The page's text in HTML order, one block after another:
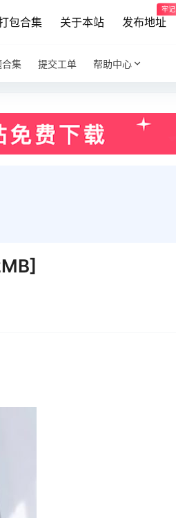
包合集 关于本站 发布地址
牢记
集 提交工单 帮助中心